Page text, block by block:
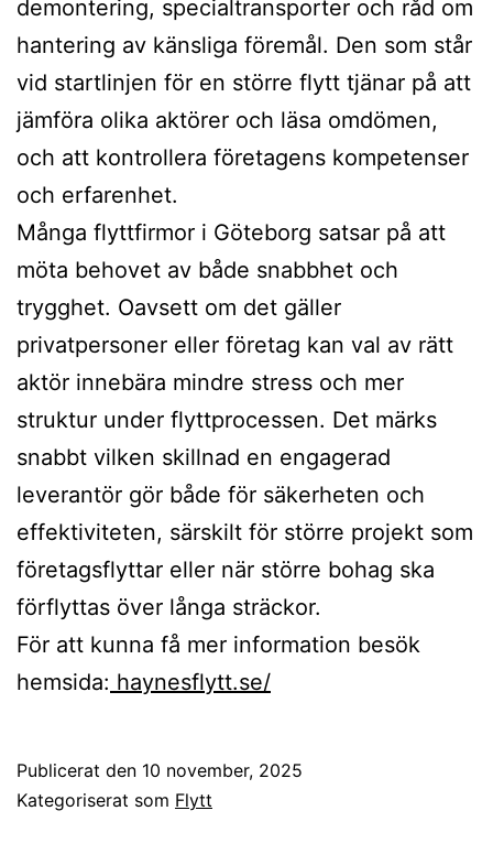
demontering, specialtransporter och råd om
hantering av känsliga föremål. Den som står
vid startlinjen för en större flytt tjänar på att
jämföra olika aktörer och läsa omdömen,
och att kontrollera företagens kompetenser
och erfarenhet.
Många flyttfirmor i Göteborg satsar på att
möta behovet av både snabbhet och
trygghet. Oavsett om det gäller
privatpersoner eller företag kan val av rätt
aktör innebära mindre stress och mer
struktur under flyttprocessen. Det märks
snabbt vilken skillnad en engagerad
leverantör gör både för säkerheten och
effektiviteten, särskilt för större projekt som
företagsflyttar eller när större bohag ska
förflyttas över långa sträckor.
För att kunna få mer information besök
hemsida: haynesflytt.se/
Publicerat den 10 november, 2025
Kategoriserat som Flytt